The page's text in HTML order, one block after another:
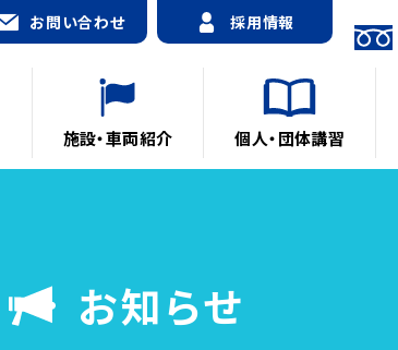
施設・車両紹介 個人・団体講習
お問い合わせ 採用情報
お知らせ